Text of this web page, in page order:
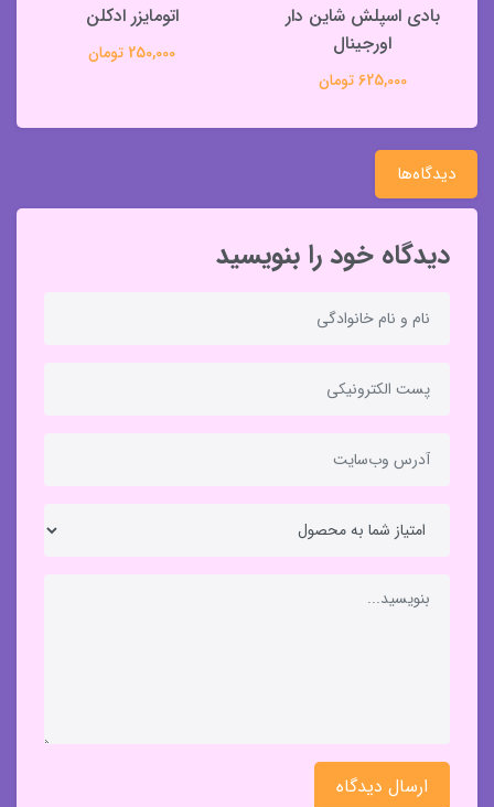
بادی اسپلش شاین دار
اورجینال
625,000 تومان
اتومایزر ادکلن
250,000 تومان
دیدگاه‌ها
دیدگاه خود را بنویسید
ارسال دیدگاه